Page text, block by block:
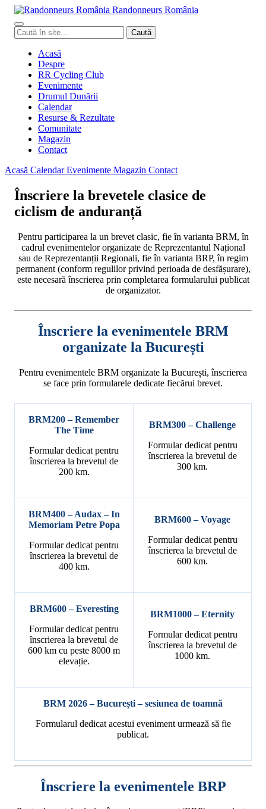
Randonneurs România
Caută
în
Caută
Acasă
Despre
RR Cycling Club
Evenimente
Drumul Dunării
Calendar
Resurse & Rezultate
Comunitate
Magazin
Contact
Acasă CalendarEvenimente Magazin Contact
Înscriere la brevetele clasice de
ciclism de anduranță
Pentru participarea la un brevet clasic, fie în varianta BRM, în
cadrul evenimentelor organizate de Reprezentantul Național
sau de Reprezentanții Regionali, fie în varianta BRP, în regim
permanent (conform regulilor privind perioada de desfășurare),
este necesară înscrierea prin completarea formularului publicat
de organizator.
Înscriere la evenimentele BRM
organizate la București
Pentru evenimentele BRM organizate la București, înscrierea
se face prin formularele dedicate fiecărui brevet.
BRM200 – Remember
The Time
Formular dedicat pentru
înscrierea la brevetul de
200 km.
BRM300 – Challenge
Formular dedicat pentru
înscrierea la brevetul de
300 km.
BRM400 – Audax – In
Memoriam Petre Popa
Formular dedicat pentru
înscrierea la brevetul de
400 km.
BRM600 – Voyage
Formular dedicat pentru
înscrierea la brevetul de
600 km.
BRM600 – Everesting
Formular dedicat pentru
înscrierea la brevetul de
600 km cu peste 8000 m
elevație.
BRM1000 – Eternity
Formular dedicat pentru
înscrierea la brevetul de
1000 km.
BRM 2026 – București – sesiunea de toamnă
Formularul dedicat acestui eveniment urmează să fie
publicat.
Înscriere la evenimentele BRP